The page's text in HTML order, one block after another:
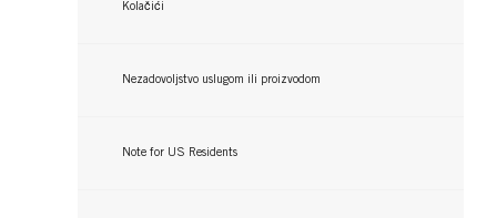
...
Kolačići
Nezadovoljstvo uslugom ili proizvodom
Note for US Residents